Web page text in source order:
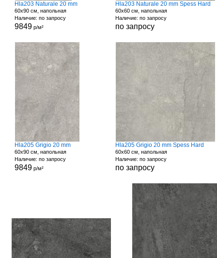
Hla203 Naturale 20 mm
60x90 см, напольная
Наличие: по запросу
9849 р/м²
Hla203 Naturale 20 mm Spess Hard
60x60 см, напольная
Наличие: по запросу
по запросу
Hla205 Grigio 20 mm
60x90 см, напольная
Наличие: по запросу
9849 р/м²
Hla205 Grigio 20 mm Spess Hard
60x60 см, напольная
Наличие: по запросу
по запросу